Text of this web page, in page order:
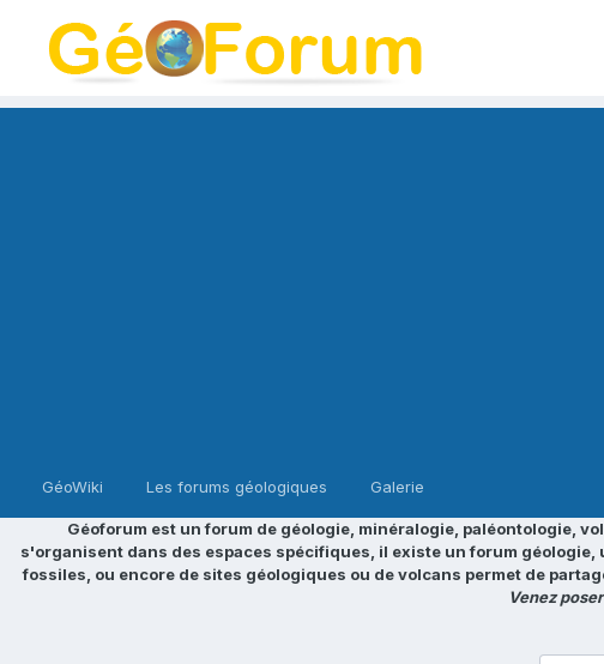
GéoWiki Les forums géologiques Galerie
Géoforum est un forum de géologie, minéralogie, paléontologie,
s'organisent dans des espaces spécifiques, il existe un forum
fossiles, ou encore de sites géologiques ou de volcans permet de
Venez